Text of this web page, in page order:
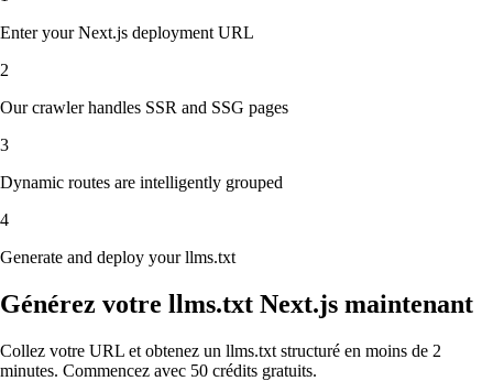
Enter your Next.js deployment URL
2
Our crawler handles SSR and SSG pages
3
Dynamic routes are intelligently grouped
4
Generate and deploy your llms.txt
Générez votre llms.txt Next.js maintenant
Collez votre URL et obtenez un llms.txt structuré en moins de 2
minutes. Commencez avec 50 crédits gratuits.